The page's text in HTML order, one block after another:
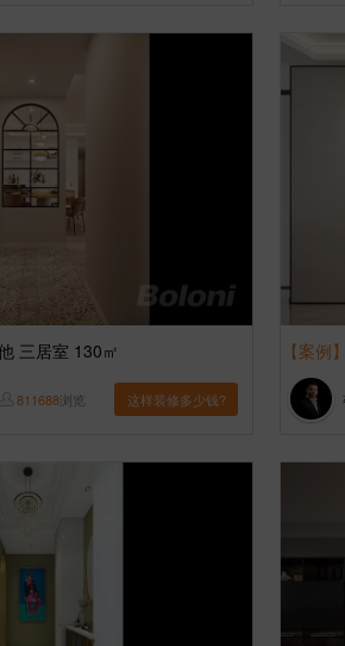
三居室 130㎡
811688浏览 这样装修多少钱?
【案例